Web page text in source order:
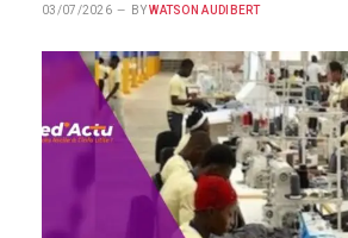
03/07/2026 BY WATSON AUDIBERT